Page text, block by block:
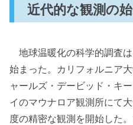
近代的な観測の
地球温暖化の科学的調査
始まった。カリフォルニア
ャールズ・デービッド・キ
イのマウナロア観測所にて
度の精密な観測を開始した